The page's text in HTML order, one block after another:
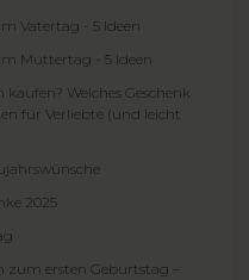
Vatertag - 5 Ideen
Muttertag - 5 Ideen
Welches Geschenk
für Verliebte (und leicht
2025
zum ersten Geburtstag –